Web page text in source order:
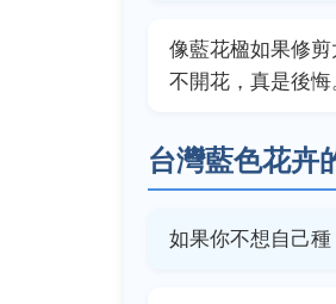
像藍花楹如果修
不開花，真是後悔
台灣藍色花卉
如果你不想自己